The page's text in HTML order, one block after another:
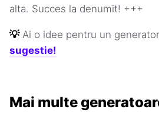
alta. Succes la denumit! +++
💡 Ai o idee pentru un
sugestie!
Mai multe